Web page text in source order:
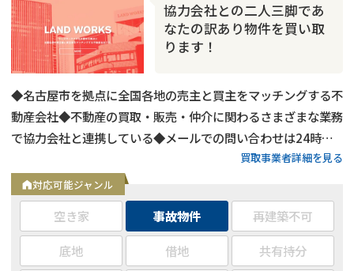
協力会社との二人三脚であ
なたの訳あり物件を買い取
ります！
◆名古屋市を拠点に全国各地の売主と買主をマッチングする不
動産会社◆不動産の買取・販売・仲介に関わるさまざまな業務
で協力会社と連携している◆メールでの問い合わせは24時間
買取事業者詳細を見る
対応可能ジャンル
空き家 事故物件
再建築不可
底地
借地
共有持分